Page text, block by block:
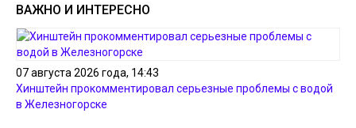
ВАЖНО И ИНТЕРЕСНО
07 августа 2026 года, 14:43
Хинштейн прокомментировал серьезные проблемы с водой
в Железногорске